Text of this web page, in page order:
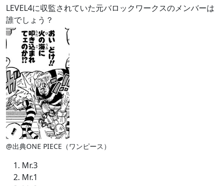
LEVEL4に収監されていた元バロックワークスのメンバーは
誰でしょう？
@出典ONE PIECE（ワンピース）
Mr.3
Mr.1